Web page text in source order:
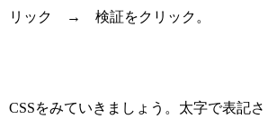
リック → 検証をクリック。
CSSをみていきましょう。太字で表記さ